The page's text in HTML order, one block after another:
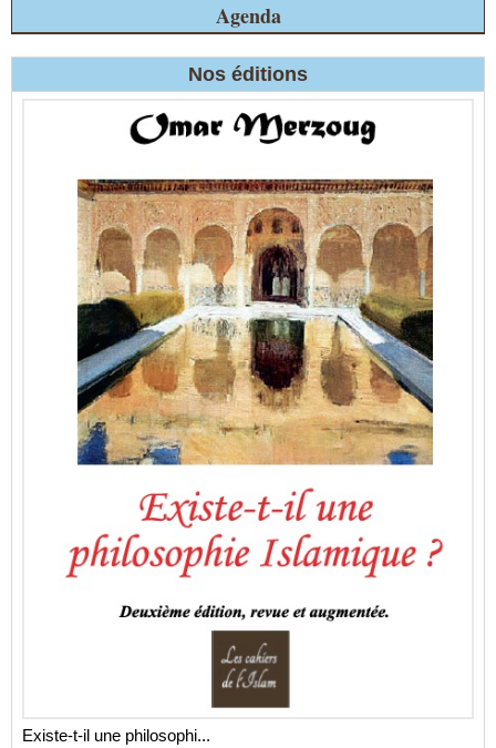
Agenda
Nos éditions
Existe-t-il une philosophi...